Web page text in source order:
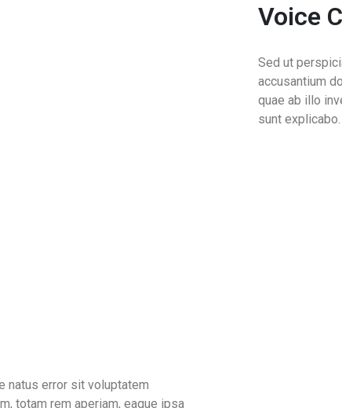
Voice
Sed ut
accusantium
quae ab illo
sunt
natus error sit voluptatem
totam rem aperiam, eaque ipsa